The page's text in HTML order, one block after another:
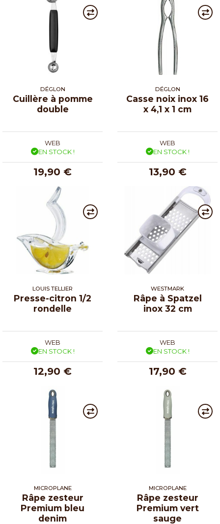
DÉGLON
Cuillère à pomme
double
WEB
EN STOCK !
19,90 €
DÉGLON
Casse noix inox 16
x 4,1 x 1 cm
WEB
EN STOCK !
13,90 €
LOUIS TELLIER
Presse-citron 1/2
rondelle
WEB
EN STOCK !
12,90 €
WESTMARK
Râpe à Spatzel
inox 32 cm
WEB
EN STOCK !
17,90 €
MICROPLANE
Râpe zesteur
Premium bleu
denim
MICROPLANE
Râpe zesteur
Premium vert
sauge